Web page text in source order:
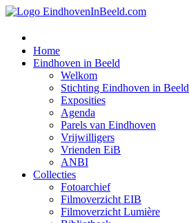
Home
Eindhoven in Beeld
Welkom
Stichting Eindhoven in Beeld
Exposities
Agenda
Parels van Eindhoven
Vrijwilligers
Vrienden EiB
ANBI
Collecties
Fotoarchief
Filmoverzicht EIB
Filmoverzicht Lumière